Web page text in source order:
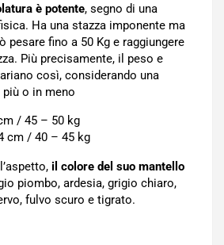
è potente, segno di una
Ha una stazza imponente ma
pesare fino a 50 Kg e raggiungere
Più precisamente, il peso e
così, considerando una
o in meno
/ 45 – 50 kg
cm / 40 – 45 kg
il colore del suo mantello
piombo, ardesia, grigio chiaro,
fulvo scuro e tigrato.